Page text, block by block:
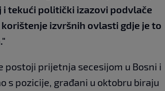
tekući politički izazovi podvlače
izvršnih ovlasti gdje je to
postoji prijetnja secesijom u Bosni i
s pozicije, građani u oktobru biraju